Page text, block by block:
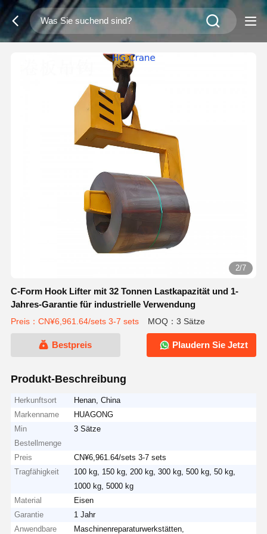
2/7
C-Form Hook Lifter mit 32 Tonnen Lastkapazität und 1-
Jahres-Garantie für industrielle Verwendung
Preis：CN¥6,961.64/sets 3-7 sets MOQ：3 Sätze
Bestpreis Plaudern Sie Jetzt
Produkt-Beschreibung
Herkunftsort
Henan, China
Markenname
HUAGONG
Min
Bestellmenge
3 Sätze
Preis
CN¥6,961.64/sets 3-7 sets
Tragfähigkeit
100 kg, 150 kg, 200 kg, 300 kg, 500 kg, 50 kg,
1000 kg, 5000 kg
Material
Eisen
Garantie
1 Jahr
Anwendbare
Maschinenreparaturwerkstätten,